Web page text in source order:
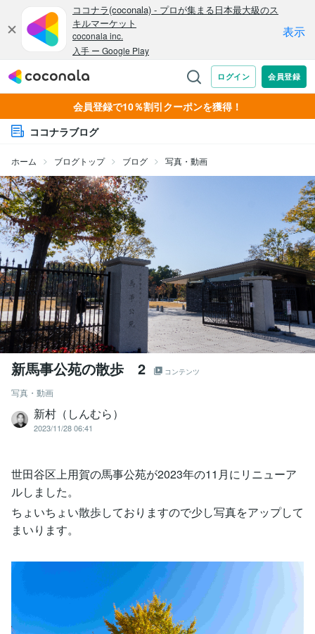
会員登録で10％割引クーポンを獲得！
ココナラブログ
ホーム ブログトップ ブログ 写真・動画
新馬事公苑の散歩 2 コンテンツ
写真・動画
新村（しんむら）
2023/11/28 06:41
世田谷区上用賀の馬事公苑が2023年の11月にリニューア
ルしました。
ちょいちょい散歩しておりますので少し写真をアップして
まいります。